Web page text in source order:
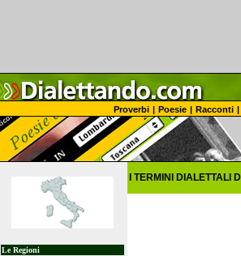
Proverbi | Poesie | Racconti |
Le Regioni
I TERMINI DIALETTALI